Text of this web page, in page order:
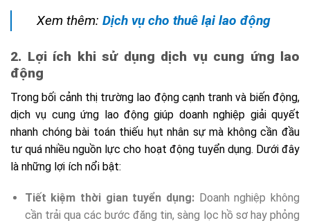
Xem thêm: Dịch vụ cho thuê lại lao động
2. Lợi ích khi sử dụng dịch vụ cung ứng lao
động
Trong bối cảnh thị trường lao động cạnh tranh và biến động,
dịch vụ cung ứng lao động giúp doanh nghiệp giải quyết
nhanh chóng bài toán thiếu hụt nhân sự mà không cần đầu
tư quá nhiều nguồn lực cho hoạt động tuyển dụng. Dưới đây
là những lợi ích nổi bật:
Tiết kiệm thời gian tuyển dụng: Doanh nghiệp không
cần trải qua các bước đăng tin, sàng lọc hồ sơ hay phỏng